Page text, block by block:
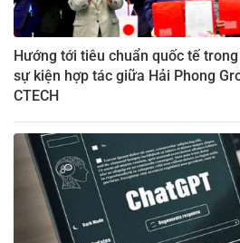
Hướng tới tiêu chuẩn quốc tế
sự kiện hợp tác giữa Hải Phong
CTECH